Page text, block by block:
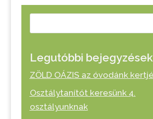
Legutóbbi bejegyzések
ZÖLD OÁZIS az óvodánk
Osztálytanítót keresünk 4.
osztályunknak